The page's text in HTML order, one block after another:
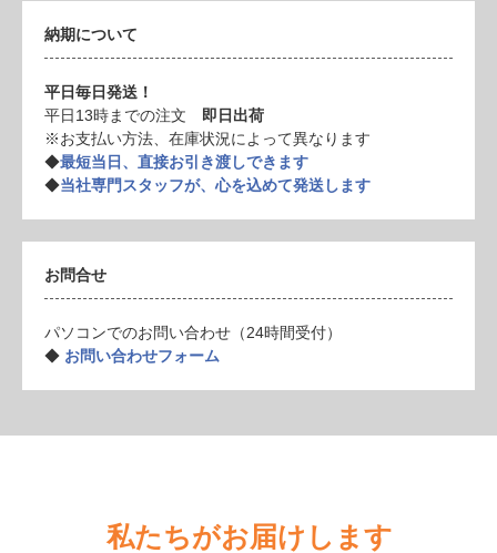
納期について
平日毎日発送！
平日13時までの注文 即日出荷
※お支払い方法、在庫状況によって異なります
◆最短当日、直接お引き渡しできます
◆当社専門スタッフが、心を込めて発送します
お問合せ
パソコンでのお問い合わせ（24時間受付）
◆ お問い合わせフォーム
私たちがお届けします